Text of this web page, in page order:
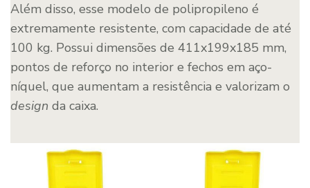
Além disso, esse modelo de polipropileno é
extremamente resistente, com capacidade de até
100 kg. Possui dimensões de 411x199x185 mm,
pontos de reforço no interior e fechos em aço-
níquel, que aumentam a resistência e valorizam o
design da caixa.